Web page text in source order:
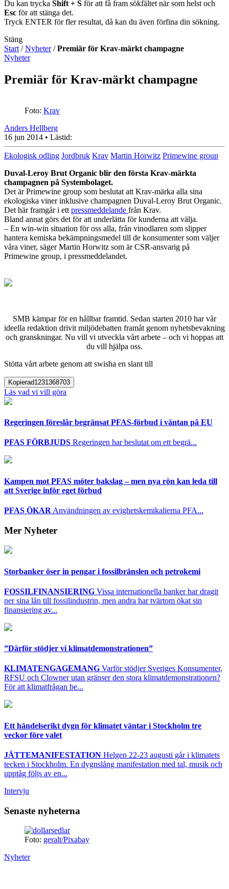
Du kan trycka Shift + S för att få fram sökfältet när som helst och
Esc för att stänga det.
Tryck ENTER för fler resultat, då kan du även förfina din sökning.
Stäng
Start /Nyheter/Premiär för Krav-märkt champagne
Nyheter
Premiär för Krav-märkt champagne
Foto: Krav
Anders Hellberg
16 jun 2014 • Lästid:
Ekologisk odling Jordbruk Krav Martin Horwitz Primewine group
Duval-Leroy Brut Organic blir den första Krav-märkta
champagnen på Systembolaget.
Det är Primewine group som beslutat att Krav-märka alla sina
ekologiska viner inklusive champagnen Duval-Leroy Brut Organic.
Det här framgår i ett pressmeddelande från Krav.
Bland annat görs det för att underlätta för kunderna att välja.
– En win-win situation för oss alla, från vinodlaren som slipper
hantera kemiska bekämpningsmedel till de konsumenter som väljer
våra viner, säger Martin Horwitz som är CSR-ansvarig på
Primewine group, i pressmeddelandet.
SMB kämpar för en hållbar framtid. Sedan starten 2010 har vår
ideella redaktion drivit miljödebatten framåt genom nyhetsbevakning
och granskningar. Nu vill vi utveckla vårt arbete – och vi hoppas att
du vill hjälpa oss.
Stötta vårt arbete genom att swisha en slant till
Kopierad1231368703
Läs vad vi vill göra
Regeringen föreslår begränsat PFAS-förbud i väntan på EU
PFAS FÖRBJUDS Regeringen har beslutat om ett begrä...
Kampen mot PFAS möter bakslag – men nya rön kan leda till
att Sverige inför eget förbud
PFAS ÖKAR Användningen av evighetskemikalierna PFA...
Mer Nyheter
Storbanker öser in pengar i fossilbränslen och petrokemi
FOSSILFINANSIERING Vissa internationella banker har dragit
ner sina lån till fossilindustrin, men andra har tvärtom ökat sin
finansiering av...
”Därför stödjer vi klimatdemonstrationen”
KLIMATENGAGEMANG Varför stödjer Sveriges Konsumenter,
RFSU och Clowner utan gränser den stora klimatdemonstrationen?
För att klimatfrågan be...
Ett händelserikt dygn för klimatet väntar i Stockholm tre
veckor före valet
JÄTTEMANIFESTATION Helgen 22-23 augusti går i klimatets
tecken i Stockholm. En dygnslång manifestation med tal, musik och
upptåg följs av en...
Intervju
Senaste nyheterna
Foto: geralt/Pixabay
Nyheter